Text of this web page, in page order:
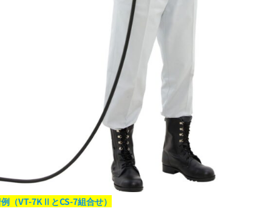
（VT-7KⅡとCS-7組合せ）